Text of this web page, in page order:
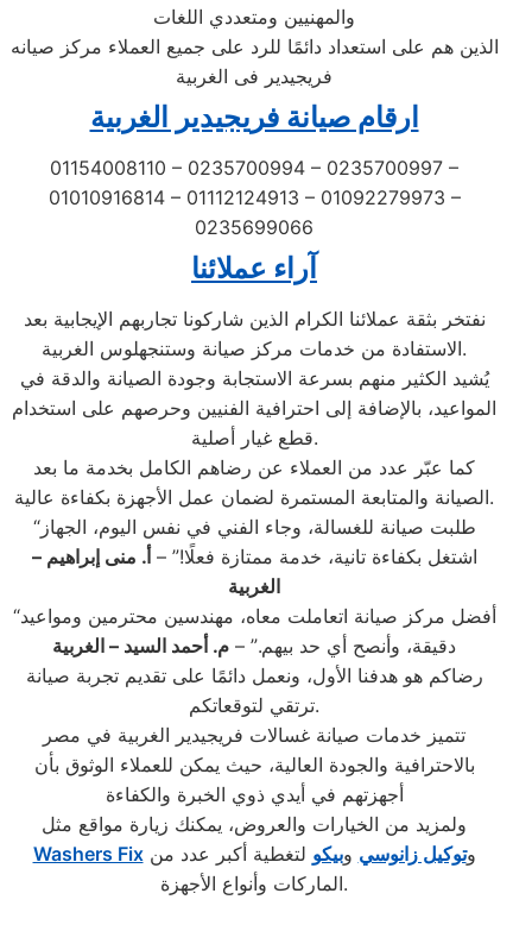
والمهنيين ومتعددي اللغات
الذين هم على استعداد دائمًا للرد على جميع العملاء مركز صيانه
فريجيدير فى الغربية
ارقام صيانة فريجيدير الغربية
01154008110 – 0235700994 – 0235700997 –
01010916814 – 01112124913 – 01092279973 –
0235699066
آراء عملائنا
نفتخر بثقة عملائنا الكرام الذين شاركونا تجاربهم الإيجابية بعد
الاستفادة من خدمات مركز صيانة وستنجهلوس الغربية.
يُشيد الكثير منهم بسرعة الاستجابة وجودة الصيانة والدقة في
المواعيد، بالإضافة إلى احترافية الفنيين وحرصهم على استخدام
قطع غيار أصلية.
كما عبّر عدد من العملاء عن رضاهم الكامل بخدمة ما بعد
الصيانة والمتابعة المستمرة لضمان عمل الأجهزة بكفاءة عالية.
“طلبت صيانة للغسالة، وجاء الفني في نفس اليوم، الجهاز
اشتغل بكفاءة تانية، خدمة ممتازة فعلًا!” – أ. منى إبراهيم –
الغربية
“أفضل مركز صيانة اتعاملت معاه، مهندسين محترمين ومواعيد
دقيقة، وأنصح أي حد بيهم.” – م. أحمد السيد – الغربية
رضاكم هو هدفنا الأول، ونعمل دائمًا على تقديم تجربة صيانة
ترتقي لتوقعاتكم.
تتميز خدمات صيانة غسالات فريجيدير الغربية في مصر
بالاحترافية والجودة العالية، حيث يمكن للعملاء الوثوق بأن
أجهزتهم في أيدي ذوي الخبرة والكفاءة
ولمزيد من الخيارات والعروض، يمكنك زيارة مواقع مثل
Washers Fix
وتوكيل زانوسي وبيكو لتغطية أكبر عدد من
الماركات وأنواع الأجهزة.